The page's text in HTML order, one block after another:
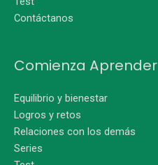
Contáctanos
Comienza Aprender
Equilibrio y bienestar
Logros y retos
Relaciones con los demás
Series